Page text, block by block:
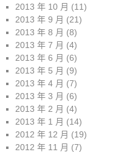
2013 年 10 月 (11)
2013 年 9 月 (21)
2013 年 8 月 (8)
2013 年 7 月 (4)
2013 年 6 月 (6)
2013 年 5 月 (9)
2013 年 4 月 (7)
2013 年 3 月 (6)
2013 年 2 月 (4)
2013 年 1 月 (14)
2012 年 12 月 (19)
2012 年 11 月 (7)